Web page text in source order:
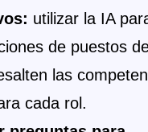
utilizar la IA
de puestos
las
cada rol.